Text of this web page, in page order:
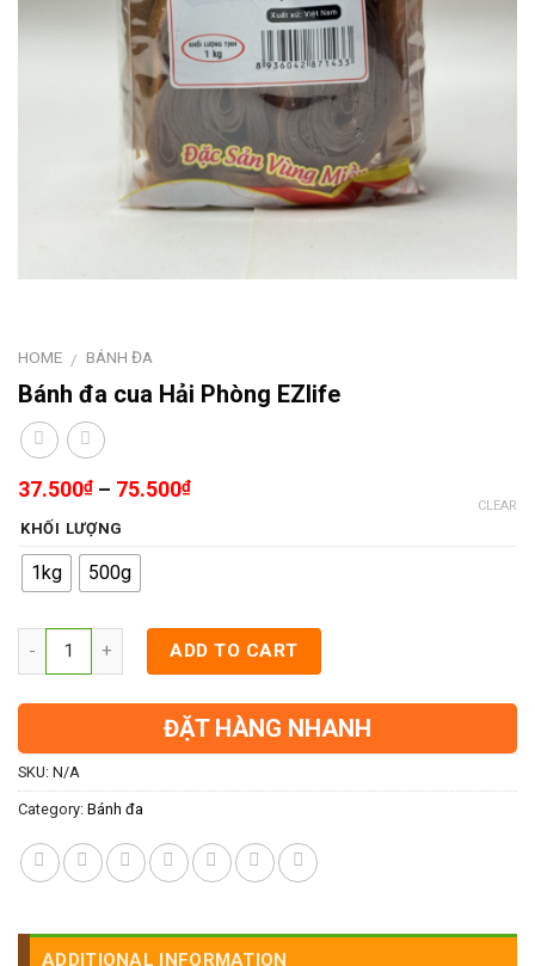
HOME / BÁNH ĐA
Bánh đa cua Hải Phòng EZlife
37.500₫ – 75.500₫
KHỐI LƯỢNG
1kg 500g
CLEAR
ADD TO CART
ĐẶT HÀNG NHANH
SKU: N/A
Category: Bánh đa
ADDITIONAL INFORMATION